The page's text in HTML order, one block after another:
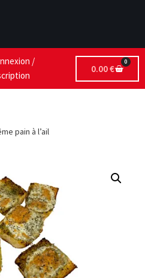
/
0.00€
0
pain à l’ail